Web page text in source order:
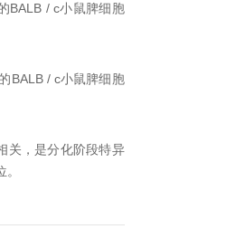
BALB / c小鼠脾细胞
BALB / c小鼠脾细胞
关，是分化阶段特异